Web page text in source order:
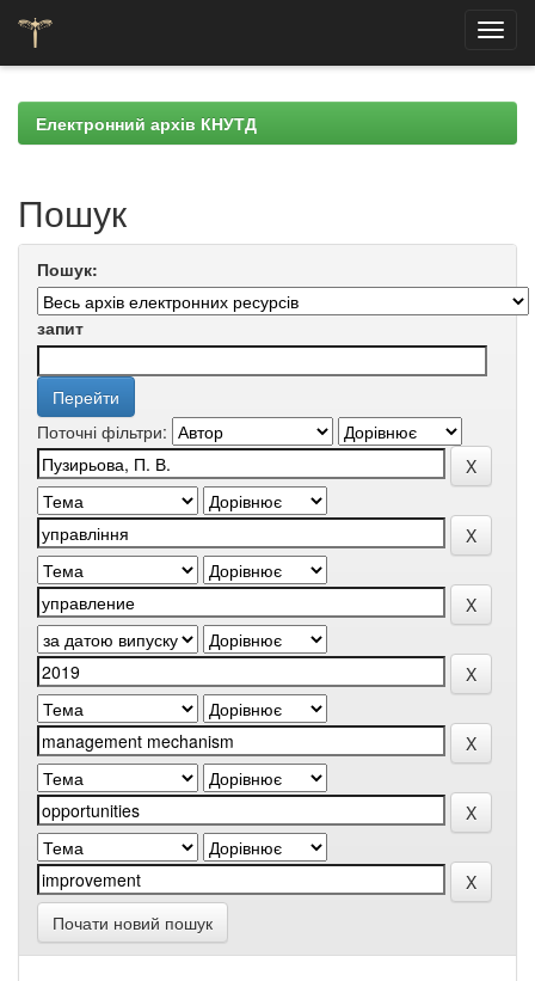
navigationЕлектронний архів КНУТД
Пошук
Пошук:
запит
Поточні фільтри:
Почати новий пошук